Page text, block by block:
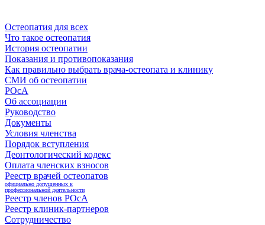
Остеопатия для всех
Что такое остеопатия
История остеопатии
Показания и противопоказания
Как правильно выбрать врача-остеопата и клинику
СМИ об остеопатии
РОсА
Об ассоциации
Руководство
Документы
Условия членства
Порядок вступления
Деонтологический кодекс
Оплата членских взносов
Реестр врачей остеопатов
официально допущенных к
профессиональной деятельности
Реестр членов РОсА
Реестр клиник-партнеров
Сотрудничество